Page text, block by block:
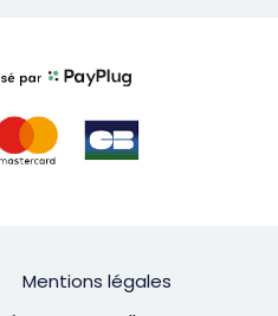
Mentions légales